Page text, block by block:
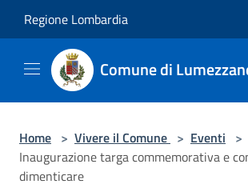
Regione Lombardia
Comune di
Home > Vivere il Comune > Eventi >
Inaugurazione targa commemorativa e
dimenticare